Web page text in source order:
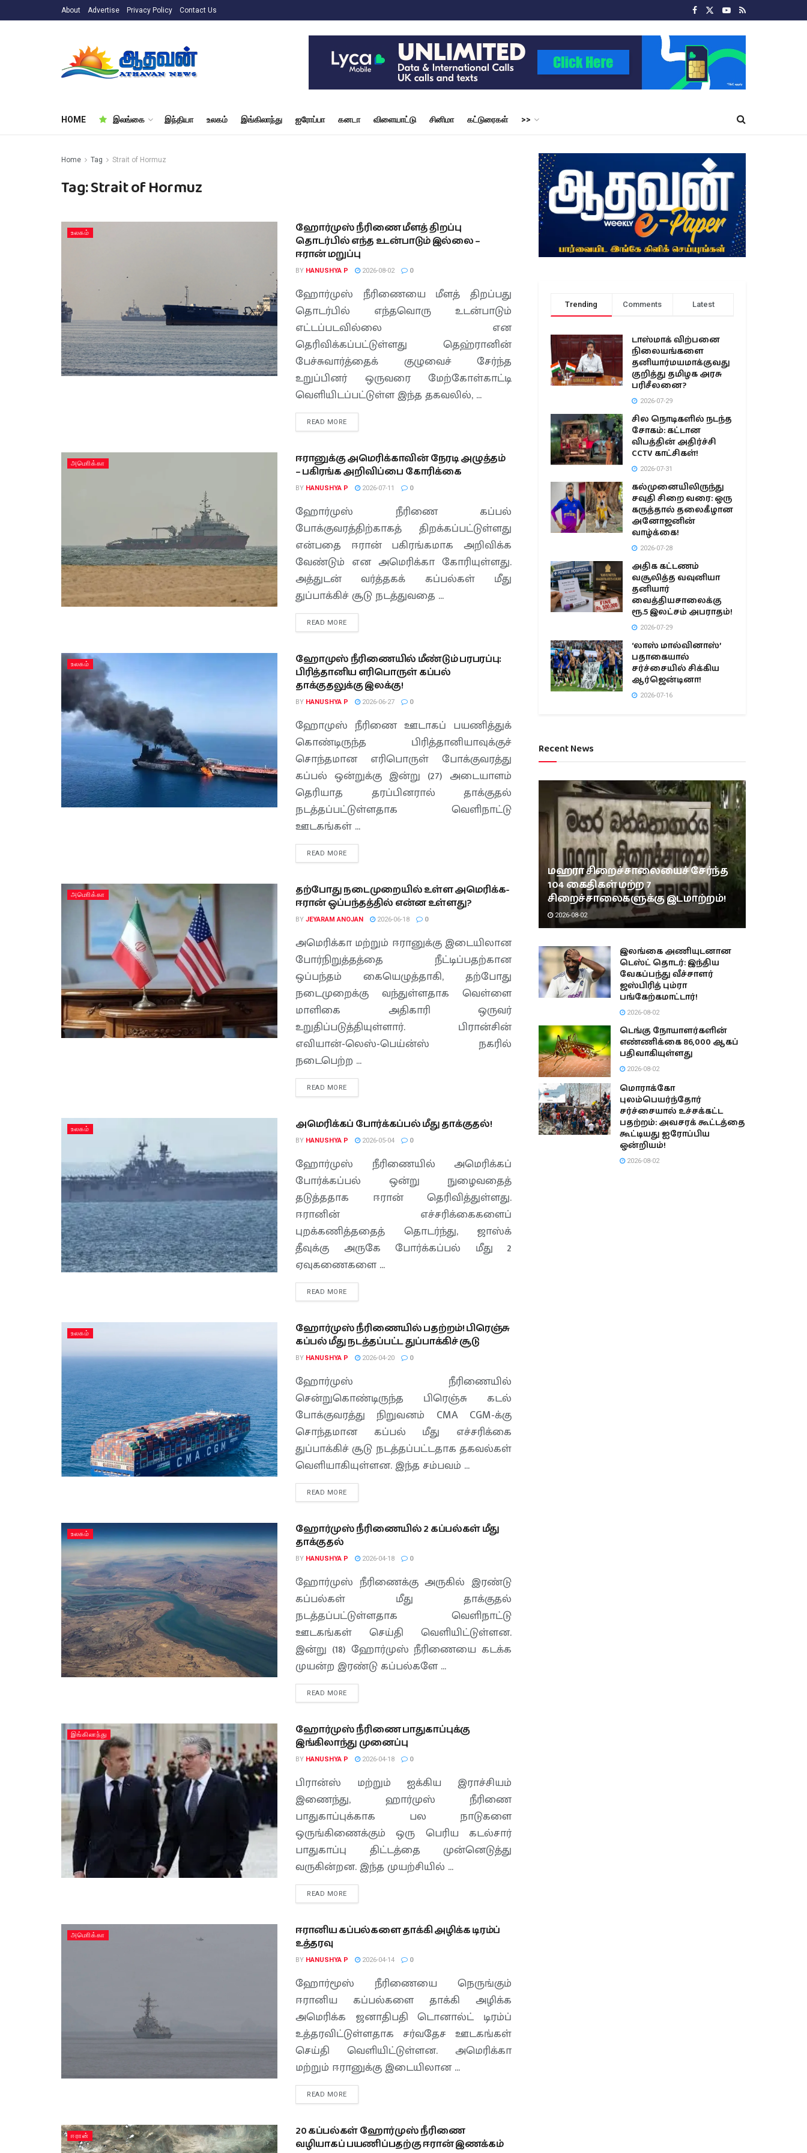
About Advertise Privacy Policy Contact Us
HOME இலங்கை இந்தியா உலகம் இங்கிலாந்து ஐரோப்பா கனடா விளையாட்டு சினிமா கட்டுரைகள் >>
Home Tag Strait of Hormuz
Tag:Strait of Hormuz
உலகம்
ஹோர்முஸ் நீரிணை மீளத் திறப்பு
தொடர்பில் எந்த உடன்பாடும் இல்லை –
ஈரான் மறுப்பு
BY HANUSHYA P 2026-08-02 0
ஹோர்முஸ் நீரிணையை மீளத் திறப்பது
தொடர்பில் எந்தவொரு உடன்பாடும்
எட்டப்படவில்லை என
தெரிவிக்கப்பட்டுள்ளது தெஹ்ரானின்
பேச்சுவார்த்தைக் குழுவைச் சேர்ந்த
உறுப்பினர் ஒருவரை மேற்கோள்காட்டி
வெளியிடப்பட்டுள்ள இந்த தகவலில், ...
READ MORE
அமொிக்கா
ஈரானுக்கு அமெரிக்காவின் நேரடி அழுத்தம்
– பகிரங்க அறிவிப்பை கோரிக்கை
BY HANUSHYA P 2026-07-11 0
ஹோர்முஸ் நீரிணை கப்பல்
போக்குவரத்திற்காகத் திறக்கப்பட்டுள்ளது
என்பதை ஈரான் பகிரங்கமாக அறிவிக்க
வேண்டும் என அமெரிக்கா கோரியுள்ளது.
அத்துடன் வர்த்தகக் கப்பல்கள் மீது
துப்பாக்கிச் சூடு நடத்துவதை ...
READ MORE
உலகம்
ஹோமுஸ் நீரிணையில் மீண்டும் பரபரப்பு:
பிரித்தானிய எரிபொருள் கப்பல்
தாக்குதலுக்கு இலக்கு!
BY HANUSHYA P 2026-06-27 0
ஹோமுஸ் நீரிணை ஊடாகப் பயணித்துக்
கொண்டிருந்த பிரித்தானியாவுக்குச்
சொந்தமான எரிபொருள் போக்குவரத்து
கப்பல் ஒன்றுக்கு இன்று (27) அடையாளம்
தெரியாத தரப்பினரால் தாக்குதல்
நடத்தப்பட்டுள்ளதாக வெளிநாட்டு
ஊடகங்கள் ...
READ MORE
அமொிக்கா
தற்போது நடைமுறையில் உள்ள அமெரிக்க-
ஈரான் ஒப்பந்தத்தில் என்ன உள்ளது?
BY JEYARAM ANOJAN 2026-06-18 0
அமெரிக்கா மற்றும் ஈரானுக்கு இடையிலான
போர்நிறுத்தத்தை நீட்டிப்பதற்கான
ஒப்பந்தம் கையெழுத்தாகி, தற்போது
நடைமுறைக்கு வந்துள்ளதாக வெள்ளை
மாளிகை அதிகாரி ஒருவர்
உறுதிப்படுத்தியுள்ளார். பிரான்சின்
எவியான்-லெஸ்-பெய்ன்ஸ் நகரில்
நடைபெற்ற ...
READ MORE
உலகம் அமெரிக்கப் போர்க்கப்பல் மீது தாக்குதல்!
BY HANUSHYA P 2026-05-04 0
ஹோர்முஸ் நீரிணையில் அமெரிக்கப்
போர்க்கப்பல் ஒன்று நுழைவதைத்
தடுத்ததாக ஈரான் தெரிவித்துள்ளது.
ஈரானின் எச்சரிக்கைகளைப்
புறக்கணித்ததைத் தொடர்ந்து, ஜாஸ்க்
தீவுக்கு அருகே போர்க்கப்பல் மீது 2
ஏவுகணைகளை ...
READ MORE
உலகம்
ஹோர்முஸ் நீரிணையில் பதற்றம்! பிரெஞ்சு
கப்பல் மீது நடத்தப்பட்ட துப்பாக்கிச் சூடு
BY HANUSHYA P 2026-04-20 0
ஹோர்முஸ் நீரிணையில்
சென்றுகொண்டிருந்த பிரெஞ்சு கடல்
போக்குவரத்து நிறுவனம் CMA CGM-க்கு
சொந்தமான கப்பல் மீது எச்சரிக்கை
துப்பாக்கிச் சூடு நடத்தப்பட்டதாக தகவல்கள்
வெளியாகியுள்ளன. இந்த சம்பவம் ...
READ MORE
உலகம்
ஹோர்முஸ் நீரிணையில் 2 கப்பல்கள் மீது
தாக்குதல்
BY HANUSHYA P 2026-04-18 0
ஹோர்முஸ் நீரிணைக்கு அருகில் இரண்டு
கப்பல்கள் மீது தாக்குதல்
நடத்தப்பட்டுள்ளதாக வெளிநாட்டு
ஊடகங்கள் செய்தி வெளியிட்டுள்ளன.
இன்று (18) ஹோர்முஸ் நீரிணையை கடக்க
முயன்ற இரண்டு கப்பல்களே ...
READ MORE
இங்கிலாந்து
ஹோர்முஸ் நீரிணை பாதுகாப்புக்கு
இங்கிலாந்து முனைப்பு
BY HANUSHYA P 2026-04-18 0
பிரான்ஸ் மற்றும் ஐக்கிய இராச்சியம்
இணைந்து, ஹார்முஸ் நீரிணை
பாதுகாப்புக்காக பல நாடுகளை
ஒருங்கிணைக்கும் ஒரு பெரிய கடல்சார்
பாதுகாப்பு திட்டத்தை முன்னெடுத்து
வருகின்றன. இந்த முயற்சியில் ...
READ MORE
அமொிக்கா
ஈரானிய கப்பல்களை தாக்கி அழிக்க டிரம்ப்
உத்தரவு
BY HANUSHYA P 2026-04-14 0
ஹோர்மூஸ் நீரிணையை நெருங்கும்
ஈரானிய கப்பல்களை தாக்கி அழிக்க
அமெரிக்க ஜனாதிபதி டொனால்ட் டிரம்ப்
உத்தரவிட்டுள்ளதாக சர்வதேச ஊடகங்கள்
செய்தி வெளியிட்டுள்ளன. அமெரிக்கா
மற்றும் ஈரானுக்கு இடையிலான ...
READ MORE
ஈரான்
20 கப்பல்கள் ஹோர்முஸ் நீரிணை
வழியாகப் பயணிப்பதற்கு ஈரான் இணக்கம்
Trending Comments Latest
டாஸ்மாக் விற்பனை
நிலையங்களை
தனியார்மயமாக்குவது
குறித்து தமிழக அரசு
பரிசீலனை?
2026-07-29
சில நொடிகளில் நடந்த
சோகம்: கட்டான
விபத்தின் அதிர்ச்சி
CCTV காட்சிகள்!
2026-07-31
கல்முனையிலிருந்து
சவுதி சிறை வரை: ஒரு
கருத்தால் தலைகீழான
அனோஜனின்
வாழ்க்கை!
2026-07-28
அதிக கட்டணம்
வசூலித்த வவுனியா
தனியார்
வைத்தியசாலைக்கு
ரூ.5 இலட்சம் அபராதம்!
2026-07-29
‘லாஸ் மால்வினாஸ்’
பதாகையால்
சர்ச்சையில் சிக்கிய
ஆர்ஜென்டினா!
2026-07-16
Recent News
மஹரா சிறைச்சாலையைச் சேர்ந்த
104 கைதிகள் மற்ற 7
சிறைச்சாலைகளுக்கு இடமாற்றம்!
2026-08-02
இலங்கை அணியுடனான
டெஸ்ட் தொடர்: இந்திய
வேகப்பந்து வீச்சாளர்
ஜஸ்பிரித் பும்ரா
பங்கேற்கமாட்டார்!
2026-08-02
டெங்கு நோயாளர்களின்
எண்ணிக்கை 86,000 ஆகப்
பதிவாகியுள்ளது
2026-08-02
மொராக்கோ
புலம்பெயர்ந்தோர்
சர்ச்சையால் உச்சக்கட்ட
பதற்றம்: அவசரக் கூட்டத்தை
கூட்டியது ஐரோப்பிய
ஒன்றியம்!
2026-08-02